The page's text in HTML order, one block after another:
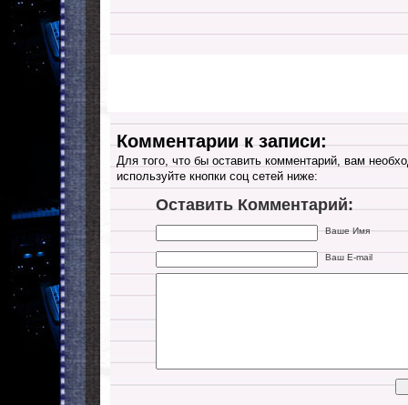
Комментарии к записи:
Для того, что бы оставить комментарий, вам
используйте кнопки соц сетей ниже:
Оставить Комментарий:
Ваше Имя
Ваш E-mail